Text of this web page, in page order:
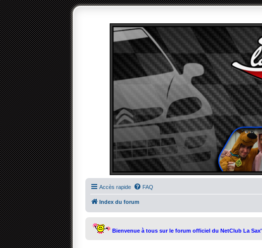
Accès rapide FAQ
Index du forum
Bienvenue à tous sur le forum officiel du NetClub La Sax'